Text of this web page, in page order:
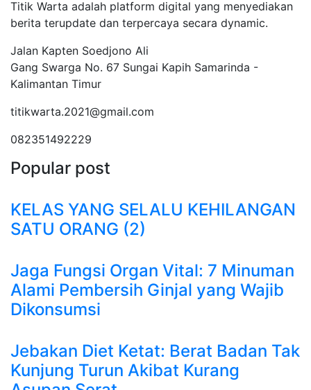
Titik Warta adalah platform digital yang menyediakan
berita terupdate dan terpercaya secara dynamic.
Jalan Kapten Soedjono Ali
Gang Swarga No. 67 Sungai Kapih Samarinda -
Kalimantan Timur
titikwarta.2021@gmail.com
082351492229
Popular post
KELAS YANG SELALU KEHILANGAN
SATU ORANG (2)
Jaga Fungsi Organ Vital: 7 Minuman
Alami Pembersih Ginjal yang Wajib
Dikonsumsi
Jebakan Diet Ketat: Berat Badan Tak
Kunjung Turun Akibat Kurang